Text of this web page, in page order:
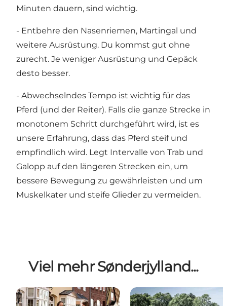
Minuten dauern, sind wichtig.
- Entbehre den Nasenriemen, Martingal und
weitere Ausrüstung. Du kommst gut ohne
zurecht. Je weniger Ausrüstung und Gepäck
desto besser.
- Abwechselndes Tempo ist wichtig für das
Pferd (und der Reiter). Falls die ganze Strecke in
monotonem Schritt durchgeführt wird, ist es
unsere Erfahrung, dass das Pferd steif und
empfindlich wird. Legt Intervalle von Trab und
Galopp auf den längeren Strecken ein, um
bessere Bewegung zu gewährleisten und um
Muskelkater und steife Glieder zu vermeiden.
Viel mehr Sønderjylland...